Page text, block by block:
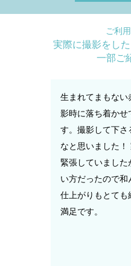
ご利
実際に撮影をし
一部ご
生まれてまもない
影時に落ち着かせ
す。撮影して下さ
なと思いました
緊張していました
い方だったので和
仕上がりもとても
満足です。